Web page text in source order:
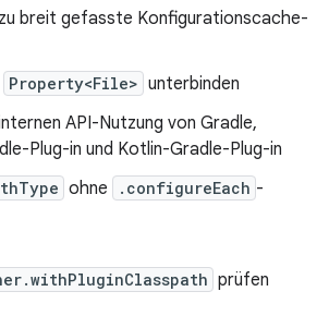
breit gefasste Konfigurationscache-
Property<File> unterbinden
API-Nutzung von Gradle,
Plug-in und Kotlin-Gradle-Plug-in
ohne .configureEach -
prüfen